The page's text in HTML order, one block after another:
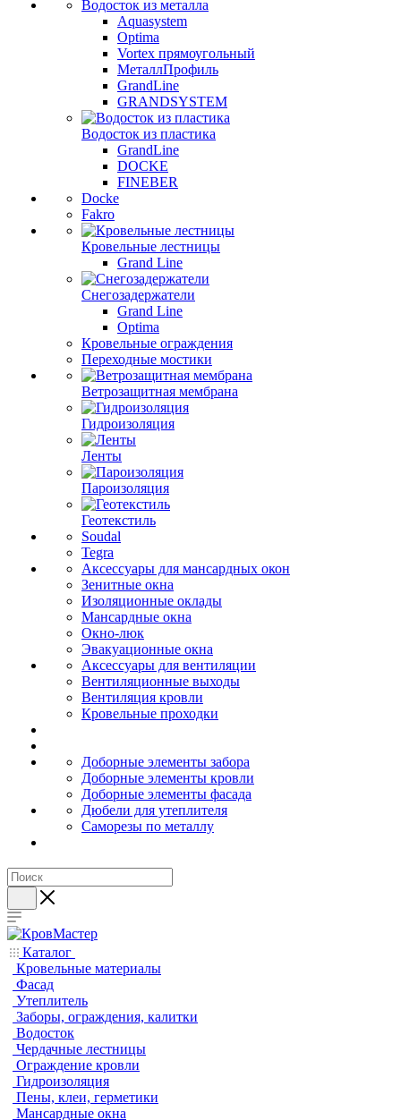
Водосток из металла
Aquasystem
Optima
Vortex прямоугольный
МеталлПрофиль
GrandLine
GRANDSYSTEM
Водосток из пластика
GrandLine
DOCKE
FINEBER
Docke
Fakro
Кровельные лестницы
Grand Line
Снегозадержатели
Grand Line
Optima
Кровельные ограждения
Переходные мостики
Ветрозащитная мембрана
Гидроизоляция
Ленты
Пароизоляция
Геотекстиль
Soudal
Tegra
Аксессуары для мансардных окон
Зенитные окна
Изоляционные оклады
Мансардные окна
Окно-люк
Эвакуационные окна
Аксессуары для вентиляции
Вентиляционные выходы
Вентиляция кровли
Кровельные проходки
Доборные элементы забора
Доборные элементы кровли
Доборные элементы фасада
Дюбели для утеплителя
Саморезы по металлу
Каталог
Кровельные материалы
Фасад
Утеплитель
Заборы, ограждения, калитки
Водосток
Чердачные лестницы
Ограждение кровли
Гидроизоляция
Пены, клеи, герметики
Мансардные окна